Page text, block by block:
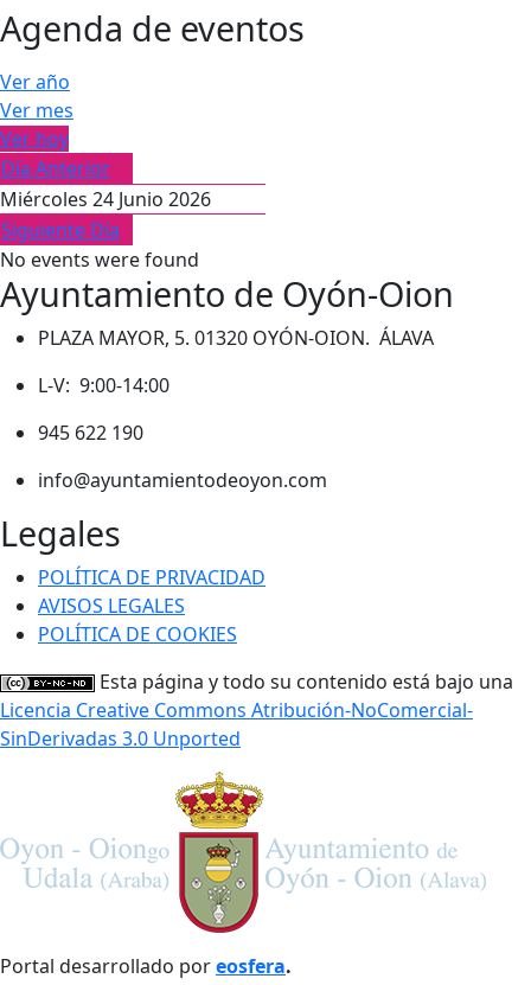
Agenda de eventos
Ver año
Ver mes
Ver hoy
Día Anterior
Miércoles 24 Junio 2026
Siguiente Día
No events were found
Ayuntamiento de Oyón-Oion
PLAZA MAYOR, 5. 01320 OYÓN-OION. ÁLAVA
L-V: 9:00-14:00
945 622 190
info@ayuntamientodeoyon.com
Legales
POLÍTICA DE PRIVACIDAD
AVISOS LEGALES
POLÍTICA DE COOKIES
Esta página y todo su contenido está bajo una
Licencia Creative Commons Atribución-NoComercial-
SinDerivadas 3.0 Unported
Portal desarrollado poreosfera.